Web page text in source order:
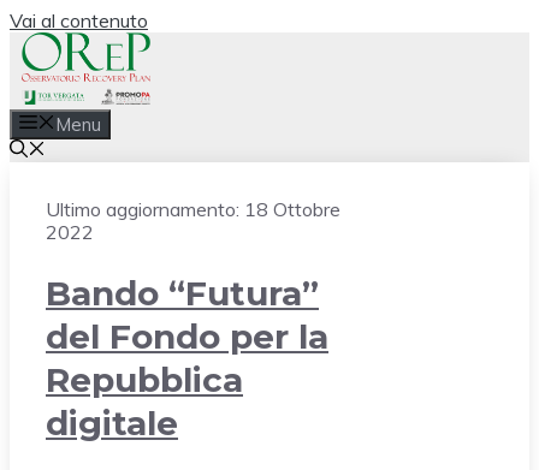
Vai al contenuto
Menu
Ultimo aggiornamento: 18 Ottobre
2022
Bando “Futura”
del Fondo per la
Repubblica
digitale